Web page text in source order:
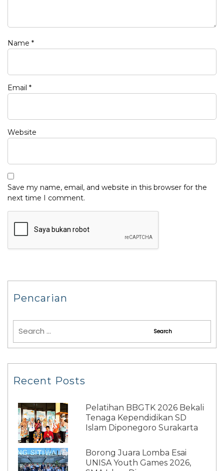
Name *
Email *
Website
Save my name, email, and website in this browser for the
next time I comment.
Pencarian
Recent Posts
Pelatihan BBGTK 2026 Bekali
Tenaga Kependidikan SD
Islam Diponegoro Surakarta
Borong Juara Lomba Esai
UNISA Youth Games 2026,